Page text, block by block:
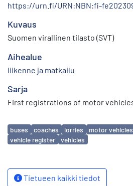
https://urn.fi/URN:NBN:fi-
Kuvaus
Suomen virallinen tilasto (SVT)
Aihealue
liikenne ja matkailu
Sarja
First registrations of motor
Avainsanat
buses coaches lorries motor vehicles
vehicle register
vehicles
Tietueen kaikki tiedot